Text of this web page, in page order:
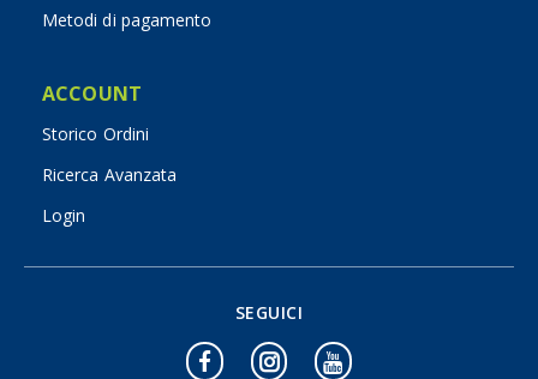
Metodi di pagamento
ACCOUNT
Storico Ordini
Ricerca Avanzata
Login
SEGUICI